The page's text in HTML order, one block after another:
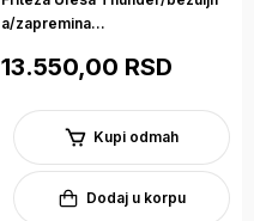
a/zapremina...
13.550,00 RSD
Kupi odmah
Dodaj u korpu